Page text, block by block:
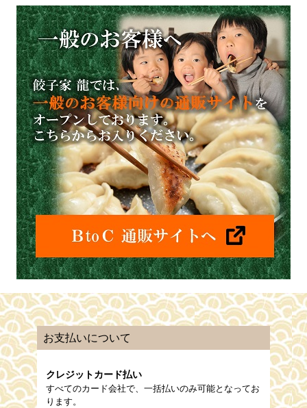
お支払いについて
クレジットカード払い
すべてのカード会社で、一括払いのみ可能となってお
ります。